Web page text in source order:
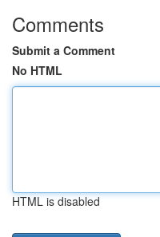
Comments
Submit a Comment
No HTML
HTML is disabled